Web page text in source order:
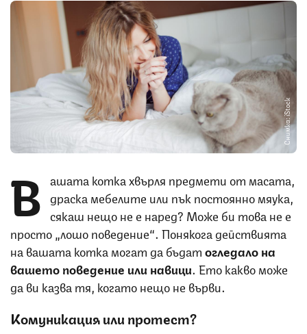
Снимка: iStock
В ашата котка хвърля предмети от масата,
драска мебелите или пък постоянно мяука,
сякаш нещо не е наред? Може би това не е
просто „лошо поведение“. Понякога действията
на вашата котка могат да бъдатогледало на
вашето поведение или навици. Ето какво може
да ви казва тя, когато нещо не върви.
Комуникация или протест?